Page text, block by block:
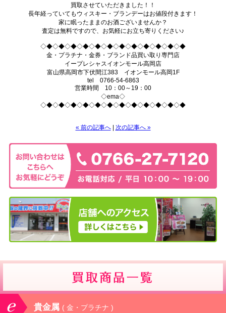
買取させていただきました！！
長年経っていてもウィスキー・ブランデーはお値段付きます！
家に眠ったままのお酒ございませんか？
査定は無料ですので、お気軽にお立ち寄りください♪
◇◆◇◆◇◆◇◆◇◆◇◆◇◆◇◆◇◆◇◆◇◆◇◆
金・プラチナ・金券・ブランド品買い取り専門店
イープレシャスイオンモール高岡店
富山県高岡市下伏間江383 イオンモール高岡1F
tel 0766-54-6863
営業時間 10：00～19：00
◇ema◇
◇◆◇◆◇◆◇◆◇◆◇◆◇◆◇◆◇◆◇◆◇◆◇◆
« 前の記事へ| 次の記事へ »
貴金属 ( 金・プラチナ )